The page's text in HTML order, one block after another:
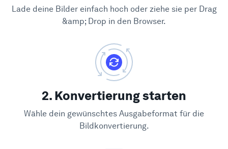
Lade deine Bilder einfach hoch oder ziehe sie per Drag
&amp; Drop in den Browser.
2. Konvertierung starten
Wähle dein gewünschtes Ausgabeformat für die
Bildkonvertierung.